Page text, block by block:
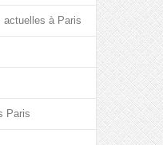
actuelles à Paris
Paris